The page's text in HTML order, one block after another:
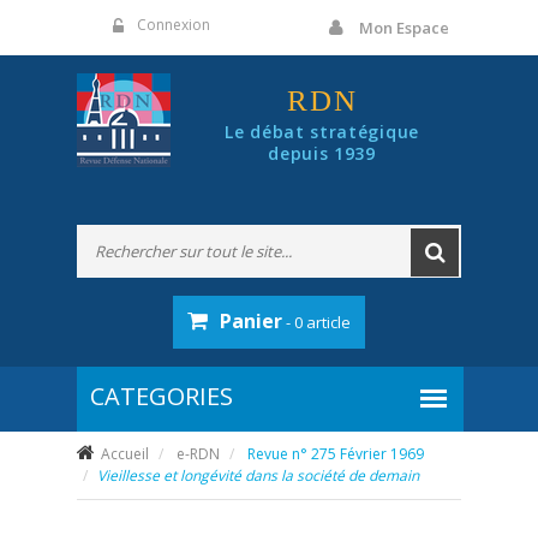
Connexion Mon Espace
RDN
Le débat stratégique
depuis 1939
Panier- 0 article
Accueil e-RDN
Revue n° 275 Février 1969
Vieillesse et longévité dans la société de demain